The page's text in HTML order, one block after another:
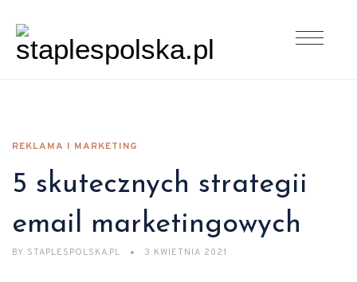
REKLAMA I MARKETING
5 skutecznych strategii
email marketingowych
BY STAPLESPOLSKA.PL 3 KWIETNIA 2021